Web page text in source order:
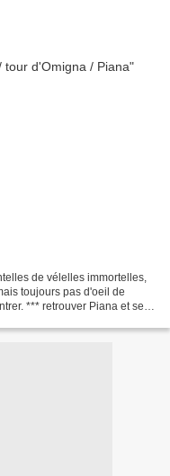
de vélelles immortelles,
toujours pas d'oeil de
*** retrouver Piana et ses